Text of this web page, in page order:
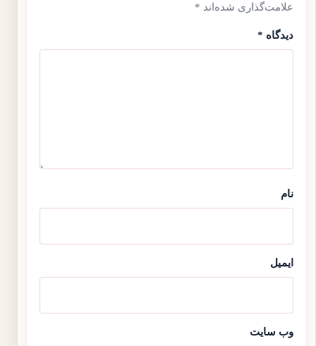
علامت‌گذاری شده‌اند *
دیدگاه *
نام
ایمیل
وب‌ سایت